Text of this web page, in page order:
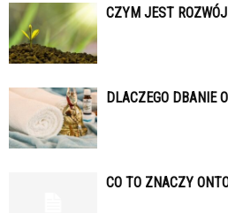
CZYM JEST
DLACZEGO DBANIE
CO TO ZNACZY